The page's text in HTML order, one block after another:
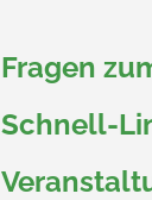
Fragen
Schnell-